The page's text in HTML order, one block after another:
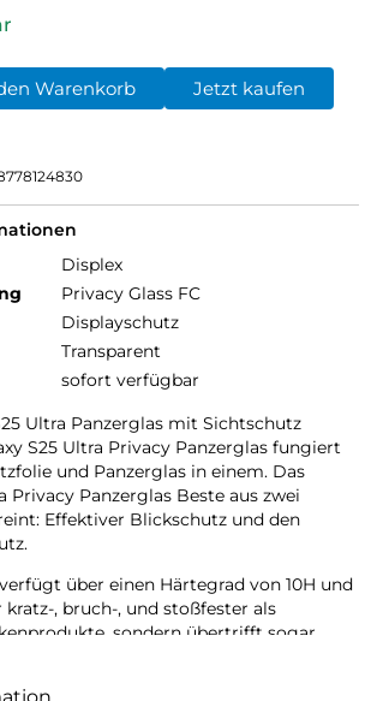
Warenkorb Jetzt kaufen
Displex
Privacy Glass FC
Displayschutz
Transparent
sofort verfügbar
Ultra Panzerglas mit Sichtschutz
S25 Ultra Privacy Panzerglas fungiert
und Panzerglas in einem. Das
Privacy Panzerglas Beste aus zwei
Effektiver Blickschutz und den
über einen Härtegrad von 10H und
, bruch-, und stoßfester als
sondern übertrifft sogar
eingesetzt wird und einen